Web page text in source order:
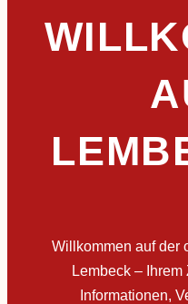
Willkommen auf der
Lembeck –
Informationen,